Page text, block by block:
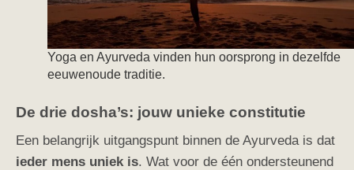
Yoga en Ayurveda vinden hun oorsprong in dezelfde
eeuwenoude traditie.
De drie dosha’s: jouw unieke constitutie
Een belangrijk uitgangspunt binnen de Ayurveda is dat
ieder mens uniek is. Wat voor de één ondersteunend